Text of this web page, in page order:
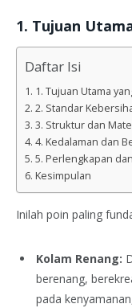
1. Tujuan
Daftar Isi
1. Tujuan Utama
2. Standar
3. Struktur dan
4. Kedalaman dan
5. Perlengkapan
Kesimpulan
Inilah poin paling
Kolam Renang:
berenang,
pada